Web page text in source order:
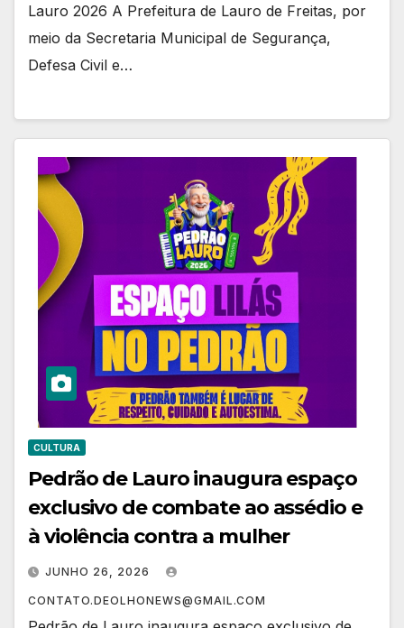
Lauro 2026 A Prefeitura de Lauro de Freitas, por
meio da Secretaria Municipal de Segurança,
Defesa Civil e…
CULTURA
Pedrão de Lauro inaugura espaço
exclusivo de combate ao assédio e
à violência contra a mulher
JUNHO 26, 2026
CONTATO.DEOLHONEWS@GMAIL.COM